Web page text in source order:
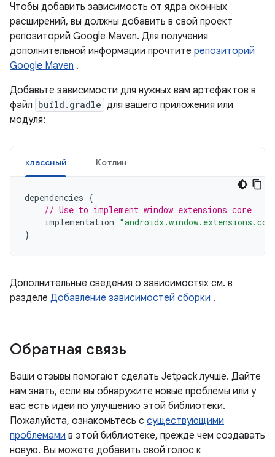
Чтобы добавить зависимость от ядра оконных
расширений, вы должны добавить в свой проект
репозиторий Google Maven. Для получения
дополнительной информации прочтите репозиторий
Google Maven .
Добавьте зависимости для нужных вам артефактов в
файл build.gradle для вашего приложения или
модуля:
классный Котлин
dependencies {
// Use to implement window extensions core
implementation
}
Дополнительные сведения о зависимостях см. в
разделе Добавление зависимостей сборки .
Обратная связь
Ваши отзывы помогают сделать Jetpack лучше. Дайте
нам знать, если вы обнаружите новые проблемы или у
вас есть идеи по улучшению этой библиотеки.
Пожалуйста, ознакомьтесь с существующими
проблемами в этой библиотеке, прежде чем создавать
новую. Вы можете добавить свой голос к